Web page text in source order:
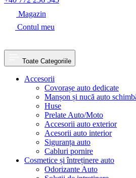
Magazin
Contul meu
Toate Categoriile
Accesorii
Covorașe auto dedicate
Manșon și nucă auto
Huse
Prelate Auto/Moto
Accesorii auto exterior
Acesorii auto interior
Siguranța auto
Cabluri pornire
Cosmetice și întreținere auto
Odorizante Auto